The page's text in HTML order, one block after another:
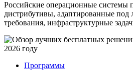
Российские операционные системы
дистрибутивы, адаптированные
требования, инфраструктурные
Программы